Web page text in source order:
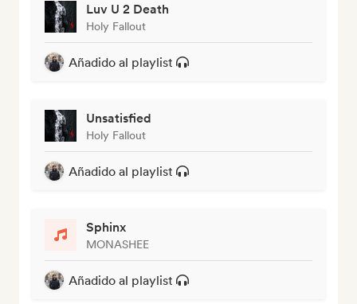
Luv U 2 Death
Holy Fallout
Añadido al playlist
Unsatisfied
Holy Fallout
Añadido al playlist
Sphinx
MONASHEE
Añadido al playlist